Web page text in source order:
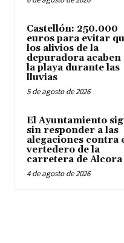
Castellón: 250.000
euros para evitar
los alivios de la
depuradora acaben
la playa durante las
lluvias
5 de agosto de 2026
El Ayuntamiento
sin responder a las
alegaciones contra
vertedero de la
carretera de Alcora
4 de agosto de 2026